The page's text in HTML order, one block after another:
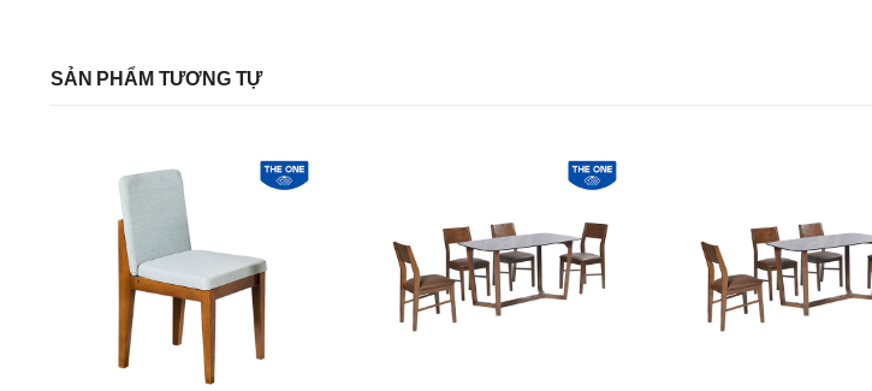
SẢN PHẨM TƯƠNG TỰ